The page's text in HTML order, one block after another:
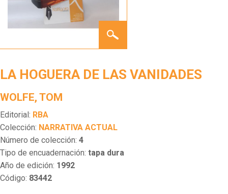
HOGUERA
LA HOGUERA DE LAS VANIDADES
WOLFE, TOM
Editorial: RBA
Colección: NARRATIVA ACTUAL
Número de colección: 4
Tipo de encuadernación: tapa dura
Año de edición: 1992
Código: 83442